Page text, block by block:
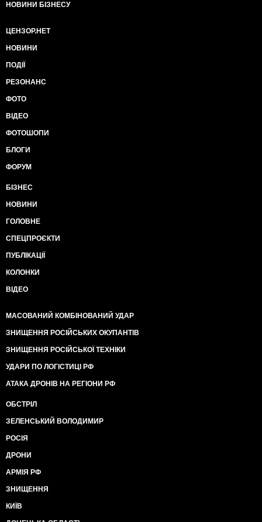
НОВИНИ БІЗНЕСУ
ЦЕНЗОР.НЕТ
НОВИНИ
ПОДІЇ
РЕЗОНАНС
ФОТО
ВІДЕО
ФОТОШОПИ
БЛОГИ
ФОРУМ
БІЗНЕС
НОВИНИ
ГОЛОВНЕ
СПЕЦПРОЄКТИ
ПУБЛІКАЦІЇ
КОЛОНКИ
ВІДЕО
МАСОВАНИЙ КОМБІНОВАНИЙ УДАР
ЗНИЩЕННЯ РОСІЙСЬКИХ ОКУПАНТІВ
ЗНИЩЕННЯ РОСІЙСЬКОЇ ТЕХНІКИ
УДАРИ ПО ЛОГІСТИЦІ РФ
АТАКА ДРОНІВ НА РЕГІОНИ РФ
ОБСТРІЛ
ЗЕЛЕНСЬКИЙ ВОЛОДИМИР
РОСІЯ
ДРОНИ
АРМІЯ РФ
ЗНИЩЕННЯ
КИЇВ